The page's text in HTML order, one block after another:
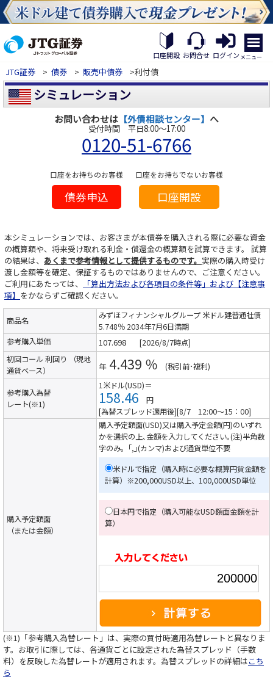
口座開設 お問合せ ログイン
繝｡
繝
九
繝
繧
メニュー
JTG証券 > 債券 > 販売中債券 >利付債
シミュレーション
お問い合わせは 【外債相談センター】 へ
受付時間 平日8:00～17:00
0120-51-6766
口座をお持ちのお客様
債券申込
口座をお持ちでないお客様
口座開設
本シミュレーションでは、お客さまが本債券を購入される際に必要な資金
の概算額や、将来受け取れる利金・償還金の概算額を試算できます。
試算
の結果は、 あくまで参考情報として提供するものです。 実際の購入時受け
渡し金額等を確定、保証するものではありませんので、ご注意ください。
ご利用にあたっては、
「算出方法および各項目の条件等」および【注意事
項】 をかならずご確認ください。
商品名
みずほフィナンシャルグループ 米ドル建普通社債
5.748％ 2034年7月6日満期
参考購入単価
[2026/8/7時点]
初回コール 利回り （現地
通貨ベース）
年4.439 ％ (税引前･複利)
参考購入為替
レート(※1)
1米ドル(USD)＝
158.46 円
[為替スプレッド適用後][8/7 12:00～15：00]
購入予定額面
（または金額）
購入予定額面(USD)又は購入予定金額(円)のいずれ
かを選択の上､金額を入力してください｡(注)半角数
字のみ。｢,｣(カンマ)および通貨単位不要
米ドルで指定（購入時に必要な概算円貨金額を
計算） ※200,000USD以上、100,000USD単位
日本円で指定（購入可能なUSD額面金額を計
算）
(※1)「参考購入為替レート」は、実際の買付時適用為替レートと異なりま
す。お取引に際しては、各通貨ごとに設定された為替スプレッド（手数
料）を反映した為替レートが適用されます。為替スプレッドの詳細はこち
ら
×